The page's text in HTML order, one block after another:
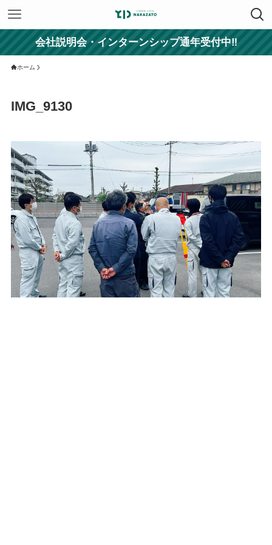
会社説明会・インターンシップ通年受付中‼
ホーム
IMG_9130